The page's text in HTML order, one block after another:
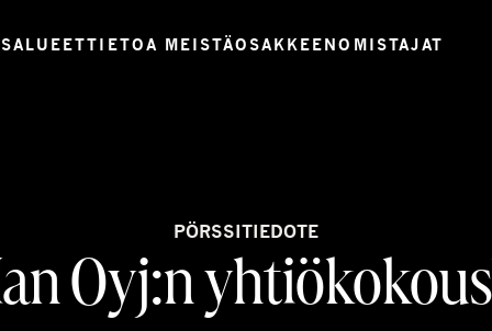
TIETOA MEISTÄOSAKKEENOMISTAJAT
PÖRSSITIEDOTE
Oyj:n